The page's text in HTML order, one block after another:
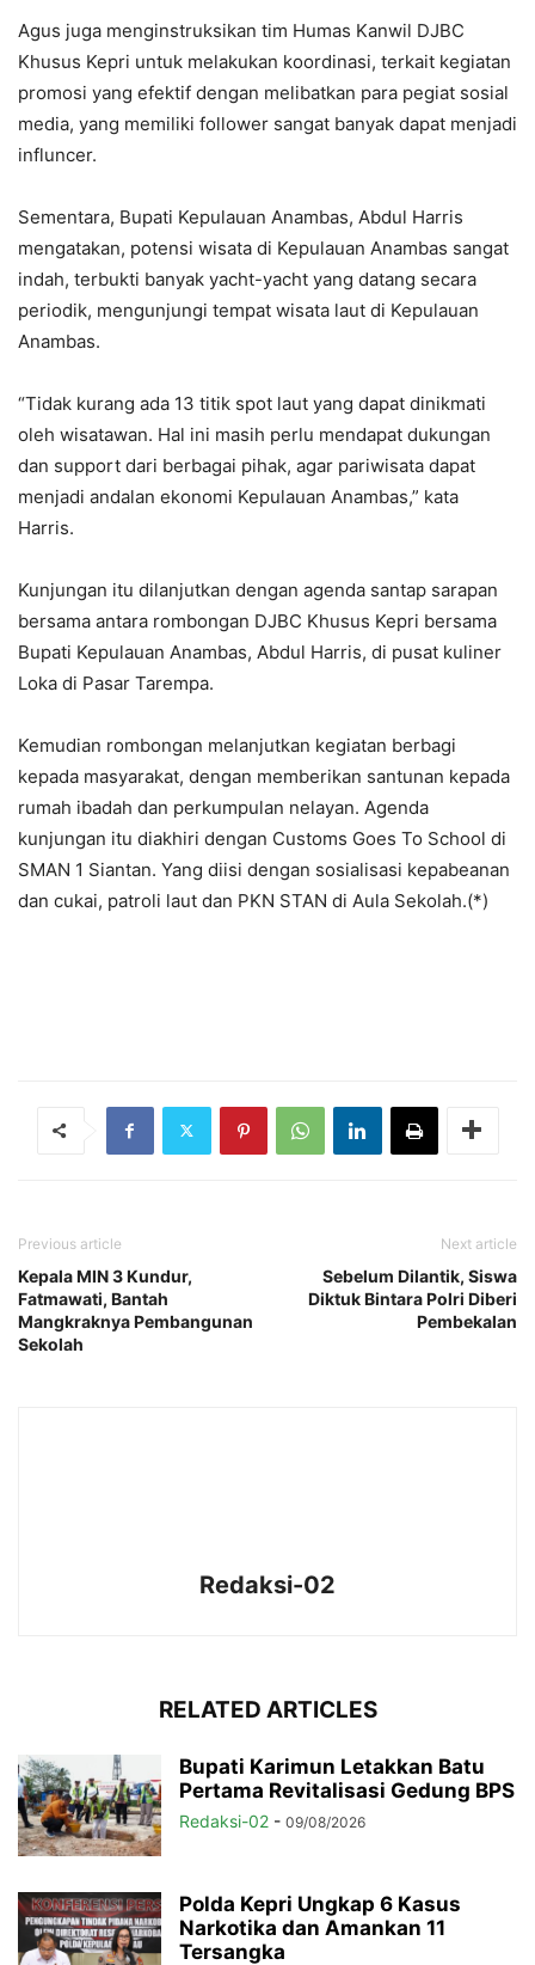
Agus juga menginstruksikan tim Humas Kanwil DJBC
Khusus Kepri untuk melakukan koordinasi, terkait kegiatan
promosi yang efektif dengan melibatkan para pegiat sosial
media, yang memiliki follower sangat banyak dapat menjadi
influncer.
Sementara, Bupati Kepulauan Anambas, Abdul Harris
mengatakan, potensi wisata di Kepulauan Anambas sangat
indah, terbukti banyak yacht-yacht yang datang secara
periodik, mengunjungi tempat wisata laut di Kepulauan
Anambas.
“Tidak kurang ada 13 titik spot laut yang dapat dinikmati
oleh wisatawan. Hal ini masih perlu mendapat dukungan
dan support dari berbagai pihak, agar pariwisata dapat
menjadi andalan ekonomi Kepulauan Anambas,” kata
Harris.
Kunjungan itu dilanjutkan dengan agenda santap sarapan
bersama antara rombongan DJBC Khusus Kepri bersama
Bupati Kepulauan Anambas, Abdul Harris, di pusat kuliner
Loka di Pasar Tarempa.
Kemudian rombongan melanjutkan kegiatan berbagi
kepada masyarakat, dengan memberikan santunan kepada
rumah ibadah dan perkumpulan nelayan. Agenda
kunjungan itu diakhiri dengan Customs Goes To School di
SMAN 1 Siantan. Yang diisi dengan sosialisasi kepabeanan
dan cukai, patroli laut dan PKN STAN di Aula Sekolah.(*)
Previous article
Kepala MIN 3 Kundur,
Fatmawati, Bantah
Mangkraknya Pembangunan
Sekolah
Next article
Sebelum Dilantik, Siswa
Diktuk Bintara Polri Diberi
Pembekalan
Redaksi-02
RELATED ARTICLES
Bupati Karimun Letakkan Batu
Pertama Revitalisasi Gedung BPS
Redaksi-02 - 09/08/2026
Polda Kepri Ungkap 6 Kasus
Narkotika dan Amankan 11
Tersangka